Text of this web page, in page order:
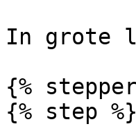
In grote
{%
{% step %}